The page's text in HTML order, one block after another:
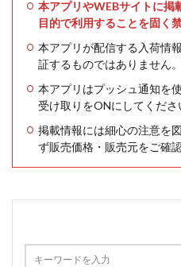
本アプリやWEBサイトに掲
目的で利用することを固く
本アプリが配信する入荷情
証するものではありません。
本アプリはプッシュ通知を
受け取りをONにしてくださ
掲載情報には細心の注意を
ず販売価格・販売元をご確認